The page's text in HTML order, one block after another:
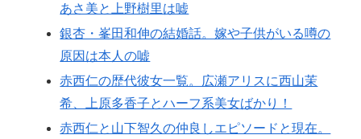
あさ美と上野樹里は嘘
銀杏・峯田和伸の結婚話。嫁や子供がいる噂の
原因は本人の嘘
赤西仁の歴代彼女一覧。広瀬アリスに西山茉
希、上原多香子とハーフ系美女ばかり！
赤西仁と山下智久の仲良しエピソードと現在。